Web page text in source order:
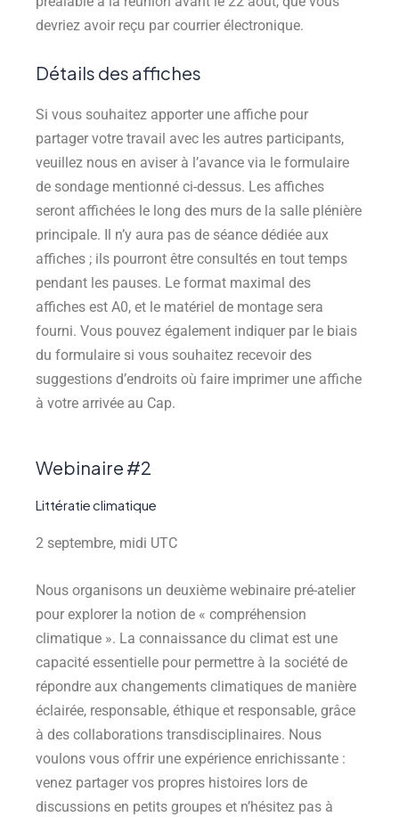
devriez avoir reçu par courrier électronique.
Détails des affiches
Si vous souhaitez apporter une affiche pour
partager votre travail avec les autres participants,
veuillez nous en aviser à l’avance via le formulaire
de sondage mentionné ci-dessus. Les affiches
seront affichées le long des murs de la salle plénière
principale. Il n’y aura pas de séance dédiée aux
affiches ; ils pourront être consultés en tout temps
pendant les pauses. Le format maximal des
affiches est A0, et le matériel de montage sera
fourni. Vous pouvez également indiquer par le biais
du formulaire si vous souhaitez recevoir des
suggestions d’endroits où faire imprimer une affiche
à votre arrivée au Cap.
Webinaire #2
Littératie climatique
2 septembre, midi UTC
Nous organisons un deuxième webinaire pré-atelier
pour explorer la notion de « compréhension
climatique ». La connaissance du climat est une
capacité essentielle pour permettre à la société de
répondre aux changements climatiques de manière
éclairée, responsable, éthique et responsable, grâce
à des collaborations transdisciplinaires. Nous
voulons vous offrir une expérience enrichissante :
venez partager vos propres histoires lors de
discussions en petits groupes et n’hésitez pas à